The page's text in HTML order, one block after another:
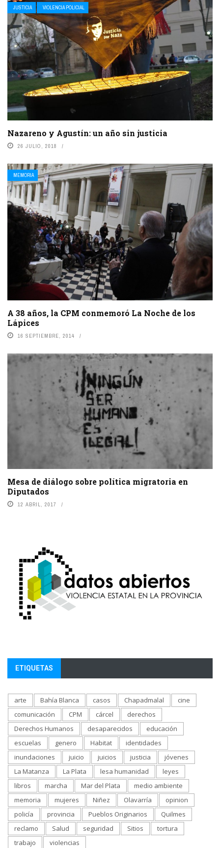
JUSTICIA VIOLENCIA POLICIAL
Nazareno y Agustín: un año sin justicia
26 JULIO, 2018
MEMORIA
A 38 años, la CPM conmemoró La Noche de los
Lápices
16 SEPTIEMBRE, 2014
Mesa de diálogo sobre política migratoria en
Diputados
12 ABRIL, 2017
ETIQUETAS
arte Bahía Blanca casos Chapadmalal
cine
comunicación
CPM cárcel
derechos
Derechos Humanos
desaparecidos
educación
escuelas
genero Habitat
identidades
inundaciones
juicio juicios justicia
jóvenes
La Matanza
La Plata lesa humanidad
leyes
libros
marcha Mar del Plata
medio ambiente
memoria
mujeres Niñez Olavarría
opinion
policía
provincia Pueblos Originarios
Quilmes
reclamo
Salud seguridad Sitios
tortura
trabajo
violencias